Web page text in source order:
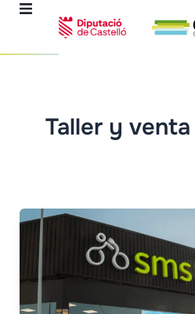
Skip
Taller y venta